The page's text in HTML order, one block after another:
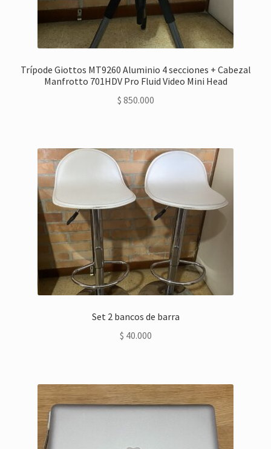
Trípode Giottos MT9260 Aluminio 4 secciones + Cabezal
Manfrotto 701HDV Pro Fluid Video Mini Head
$ 850.000
Set 2 bancos de barra
$ 40.000